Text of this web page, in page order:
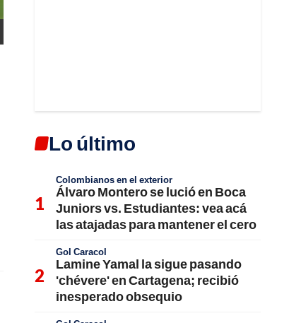
Lo último
Colombianos en el exterior
Álvaro Montero se lució en Boca
Juniors vs. Estudiantes: vea acá
las atajadas para mantener el cero
Gol Caracol
Lamine Yamal la sigue pasando
'chévere' en Cartagena; recibió
inesperado obsequio